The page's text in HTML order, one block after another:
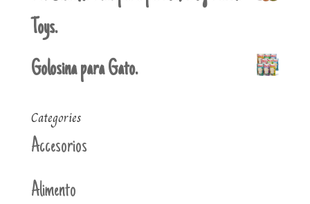
Toys.
Golosina para Gato.
Categories
Accesorios
Alimento